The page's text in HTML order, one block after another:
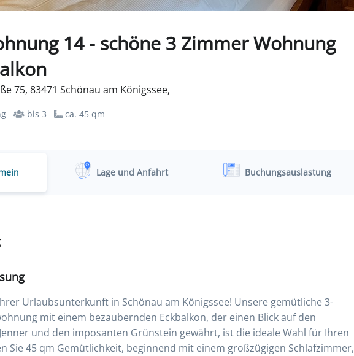
14 - schöne 3 Zimmer Wohnung
75, 83471 Schönau am Königssee,
bis 3 ca. 45 qm
Lage und Anfahrt Buchungsauslastung
Urlaubsunterkunft in Schönau am Königssee! Unsere gemütliche 3-
mit einem bezaubernden Eckbalkon, der einen Blick auf den
und den imposanten Grünstein gewährt, ist die ideale Wahl für Ihren
Sie 45 qm Gemütlichkeit, beginnend mit einem großzügigen Schlafzimmer,